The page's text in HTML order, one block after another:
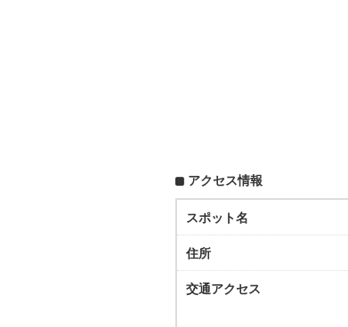
アクセス情報
スポット名
住所
交通アクセス